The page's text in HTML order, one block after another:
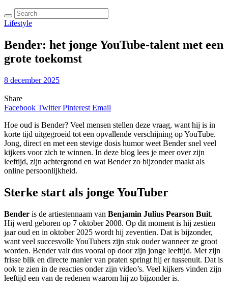
Lifestyle
Bender: het jonge YouTube-talent met een
grote toekomst
8 december 2025
Share
Facebook Twitter Pinterest Email
Hoe oud is Bender? Veel mensen stellen deze vraag, want hij is in
korte tijd uitgegroeid tot een opvallende verschijning op YouTube.
Jong, direct en met een stevige dosis humor weet Bender snel veel
kijkers voor zich te winnen. In deze blog lees je meer over zijn
leeftijd, zijn achtergrond en wat Bender zo bijzonder maakt als
online persoonlijkheid.
Sterke start als jonge YouTuber
Bender is de artiestennaam van Benjamin Julius Pearson Buit.
Hij werd geboren op 7 oktober 2008. Op dit moment is hij zestien
jaar oud en in oktober 2025 wordt hij zeventien. Dat is bijzonder,
want veel succesvolle YouTubers zijn stuk ouder wanneer ze groot
worden. Bender valt dus vooral op door zijn jonge leeftijd. Met zijn
frisse blik en directe manier van praten springt hij er tussenuit. Dat is
ook te zien in de reacties onder zijn video’s. Veel kijkers vinden zijn
leeftijd een van de redenen waarom hij zo bijzonder is.